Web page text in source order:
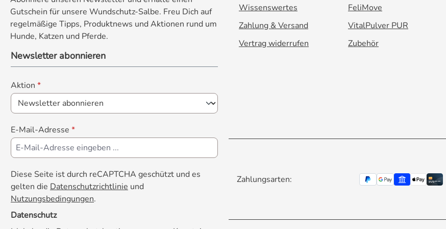
Gutschein für unsere Wundschutz-Salbe. Freu Dich auf
regelmäßige Tipps, Produktnews und Aktionen rund um
Hunde, Katzen und Pferde.
Newsletter abonnieren
Aktion *
E-Mail-Adresse *
Diese Seite ist durch reCAPTCHA geschützt und es
gelten die Datenschutzrichtlinie und
Nutzungsbedingungen.
Datenschutz
Wissenswertes
Zahlung & Versand
Vertrag widerrufen
FeliMove
VitalPulver PUR
Zubehör
Zahlungsarten: